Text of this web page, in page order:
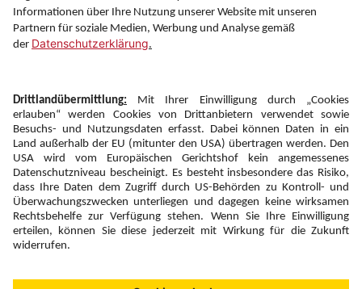
Folgen Sie uns auf
Newsletter:
Anmelden
Fairness und Unsere Inhalte: Standards und